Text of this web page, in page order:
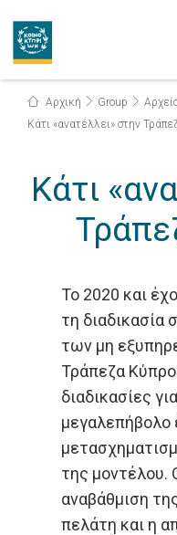
Αρχική Group
Κάτι «ανατέλλει» στην
Κάτι
Το 2020 και
τη διαδικασία
των μη
Τράπεζα
διαδικασίες
μεγαλεπήβολο
της μοντέλου.
αναβάθμιση
πελάτη και η